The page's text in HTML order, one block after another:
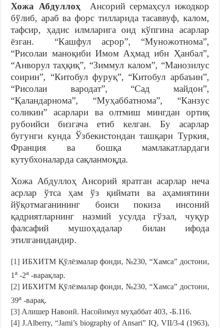
Хожа Абдуллоҳ Ансорий сермаҳсул ижодкор
бўлиб, араб ва форс тилларида тасаввуф, калом,
тафсир, ҳадис илмларига оид кўпгина асарлар
ёзган. “Кашфул асрор”, “Муножотнома”,
“Рисолаи маноқиби Имом Аҳмад ибн Ҳанбал”,
“Анворул таҳқиқ”, “Зиммул калом”, “Манозилус
соирин”, “Китобул фуруқ”, “Китобул арбаъин”,
“Рисолаи вародат”, “Сад майдон”,
“Қаландарнома”, “Муҳаббатнома”, “Канзус
соликин” асарлари ва олтмиш мингдан ортиқ
рубоийси бизгача етиб келган. Бу асарлар
бугунги кунда Ўзбекистондан ташқари Туркия,
Франция ва бошқа мамлакатлардаги
кутубхоналарда сақланмоқда.
Хожа Абдуллоҳ Ансорий яратган асарлар неча
асрлар ўтса ҳам ўз қиймати ва аҳамиятини
йўқотмаганининг боиси покиза инсоний
қадриятларнинг назмий усулда гўзал, чуқур
фалсафий мушоҳадалар билан ифода
этилганидандир.
[1] ИБХИТМ Қўлёзмалар фонди, №230, “Хамса” достони,
1а -2а -варақлар.
[2] ИБХИТМ Қўлёзмалар фонди, №230, “Хамса” достони,
39а -варақ.
[3] Алишер Навоий. Насойимул муҳаббат 403, -Б.116.
[4] J.Alberry, “Jami’s biography of Ansari” IQ, VII/3-4 (1963),